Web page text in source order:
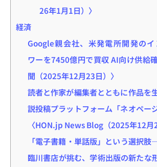
26年1月1日）〉
経済
Google親会社、米発電所開発の
ワーを7450億円で買収 AI向け供給
聞（2025年12月23日）〉
読者と作家が編集者とともに作品を
説投稿プラットフォーム「ネオペー
〈HON.jp News Blog（2025年12月
「電子書籍・単話版」という選択
臨川書店が挑む、学術出版の新たな